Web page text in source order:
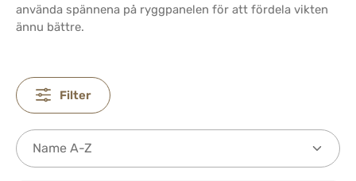
använda spännena på ryggpanelen för att fördela vikten
ännu bättre.
Filter